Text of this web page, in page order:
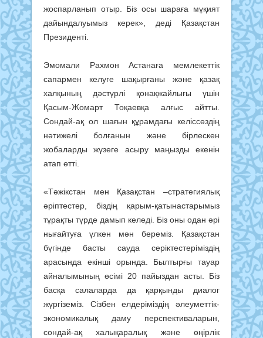
жоспарланып отыр. Біз осы шараға мұқият
дайындалуымыз керек», деді Қазақстан
Президенті.
Эмомали Рахмон Астанаға мемлекеттік
сапармен келуге шақырғаны және қазақ
халқының дәстүрлі қонақжайлығы үшін
Қасым-Жомарт Тоқаевқа алғыс айтты.
Сондай-ақ ол шағын құрамдағы келіссөздің
нәтижелі болғанын және бірлескен
жобаларды жүзеге асыру маңызды екенін
атап өтті.
«Тәжікстан мен Қазақстан –стратегиялық
әріптестер, біздің қарым-қатынастарымыз
тұрақты түрде дамып келеді. Біз оны одан әрі
нығайтуға үлкен мән береміз. Қазақстан
бүгінде басты сауда серіктестеріміздің
арасында екінші орында. Былтырғы тауар
айналымының өсімі 20 пайыздан асты. Біз
басқа салаларда да қарқынды диалог
жүргіземіз. Сізбен елдеріміздің әлеуметтік-
экономикалық даму перспективаларын,
сондай-ақ халықаралық және өңірлік